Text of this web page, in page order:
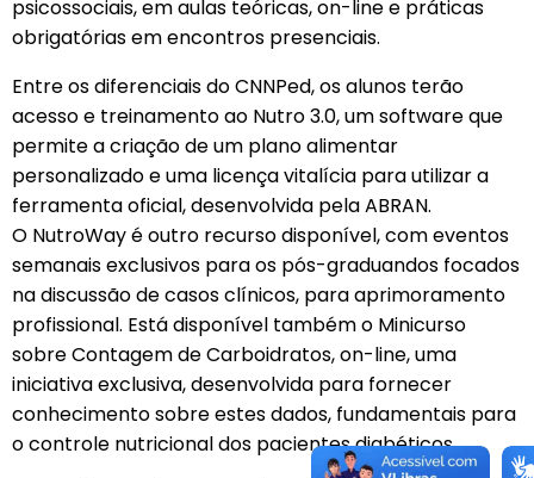
psicossociais, em aulas teóricas, on-line e práticas
obrigatórias em encontros presenciais.
Entre os diferenciais do CNNPed, os alunos terão
acesso e treinamento ao Nutro 3.0, um software que
permite a criação de um plano alimentar
personalizado e uma licença vitalícia para utilizar a
ferramenta oficial, desenvolvida pela ABRAN.
O NutroWay é outro recurso disponível, com eventos
semanais exclusivos para os pós-graduandos focados
na discussão de casos clínicos, para aprimoramento
profissional. Está disponível também o Minicurso
sobre Contagem de Carboidratos, on-line, uma
iniciativa exclusiva, desenvolvida para fornecer
conhecimento sobre estes dados, fundamentais para
o controle nutricional dos pacientes diabéticos.